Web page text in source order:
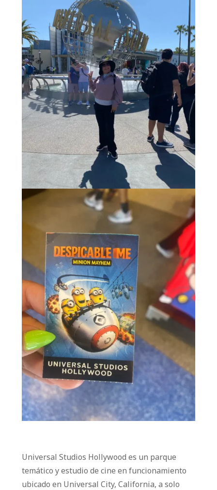
Universal Studios Hollywood es un parque
temático y estudio de cine en funcionamiento
ubicado en Universal City, California, a solo